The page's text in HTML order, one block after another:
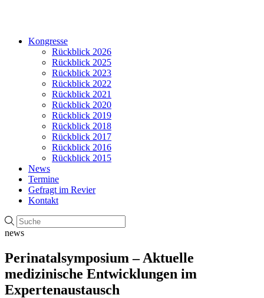
Kongresse
Rückblick 2026
Rückblick 2025
Rückblick 2023
Rückblick 2022
Rückblick 2021
Rückblick 2020
Rückblick 2019
Rückblick 2018
Rückblick 2017
Rückblick 2016
Rückblick 2015
News
Termine
Gefragt im Revier
Kontakt
news
Perinatalsymposium – Aktuelle
medizinische Entwicklungen im
Expertenaustausch